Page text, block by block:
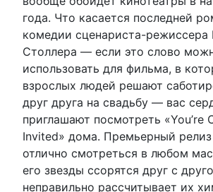
года. Что касается последней
комедии сценариста-режиссера
Столлера — если это слово
использовать для фильма, в
взрослых людей решают
друг друга на свадьбу — вас
приглашают посмотреть «You’re
Invited» дома. Премьерный
отлично смотреться в любом
его звезды ссорятся друг с
неправильно рассчитывает их